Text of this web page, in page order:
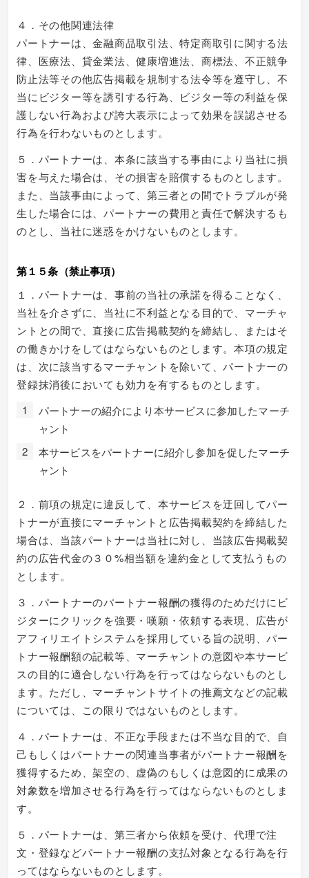
４．その他関連法律
パートナーは、金融商品取引法、特定商取引に関する法
律、医療法、貸金業法、健康増進法、商標法、不正競争
防止法等その他広告掲載を規制する法令等を遵守し、不
当にビジター等を誘引する行為、ビジター等の利益を保
護しない行為および誇大表示によって効果を誤認させる
行為を行わないものとします。
５．パートナーは、本条に該当する事由により当社に損
害を与えた場合は、その損害を賠償するものとします。
また、当該事由によって、第三者との間でトラブルが発
生した場合には、パートナーの費用と責任で解決するも
のとし、当社に迷惑をかけないものとします。
第１５条（禁止事項）
１．パートナーは、事前の当社の承諾を得ることなく、
当社を介さずに、当社に不利益となる目的で、マーチャ
ントとの間で、直接に広告掲載契約を締結し、またはそ
の働きかけをしてはならないものとします。本項の規定
は、次に該当するマーチャントを除いて、パートナーの
登録抹消後においても効力を有するものとします。
パートナーの紹介により本サービスに参加したマーチ
ャント
本サービスをパートナーに紹介し参加を促したマーチ
ャント
２．前項の規定に違反して、本サービスを迂回してパー
トナーが直接にマーチャントと広告掲載契約を締結した
場合は、当該パートナーは当社に対し、当該広告掲載契
約の広告代金の３０%相当額を違約金として支払うもの
とします。
３．パートナーのパートナー報酬の獲得のためだけにビ
ジターにクリックを強要・嘆願・依頼する表現、広告が
アフィリエイトシステムを採用している旨の説明、パー
トナー報酬額の記載等、マーチャントの意図や本サービ
スの目的に適合しない行為を行ってはならないものとし
ます。ただし、マーチャントサイトの推薦文などの記載
については、この限りではないものとします。
４．パートナーは、不正な手段または不当な目的で、自
己もしくはパートナーの関連当事者がパートナー報酬を
獲得するため、架空の、虚偽のもしくは意図的に成果の
対象数を増加させる行為を行ってはならないものとしま
す。
５．パートナーは、第三者から依頼を受け、代理で注
文・登録などパートナー報酬の支払対象となる行為を行
ってはならないものとします。